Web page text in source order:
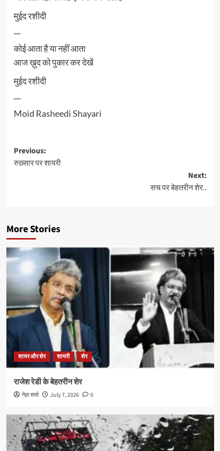
मुईद रशीदी
कोई आता है या नहीं आता
आज ख़ुद को पुकार कर देखें
मुईद रशीदी
Moid Rasheedi Shayari
Post
navigation
Previous:
रुख़्सार पर शायरी
Next:
सच पर बेहतरीन शेर..
More Stories
शायर और शेर शायरी शेर
राजेश रेडी के बेहतरीन शेर
नेहा शर्मा July 7, 2026 0